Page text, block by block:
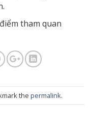
tham quan
the permalink.